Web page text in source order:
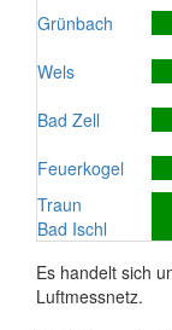
Grünbach
Wels
Bad Zell
Feuerkogel
Traun
Bad Ischl
Es handelt sich
Luftmessnetz.